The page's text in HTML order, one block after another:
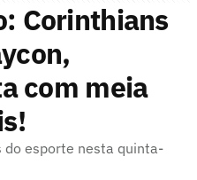
Corinthians
com meia
do esporte nesta quinta-